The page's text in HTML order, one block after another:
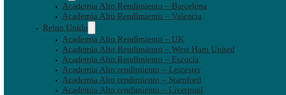
Academia Alto Rendimiento – Barcelona
Academia Alto Rendimiento – Valencia
Reino Unido
Academia Alto Rendimiento – UK
Academia Alto Rendimiento – West Ham United
Academia Alto Rendimiento – Escocia
Academia Alto rendimiento – Leicester
Academia Alto rendimiento – Stamford
Academia Alto rendimiento – Liverpool